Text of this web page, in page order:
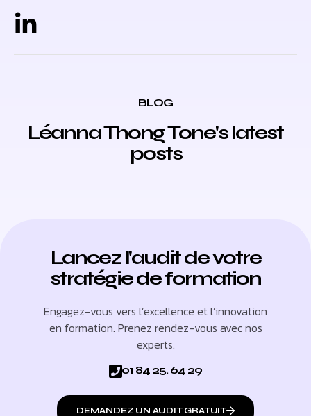
BLOG
Léanna Thong Tone's latest
posts
Lancez l'audit de votre
stratégie de formation
Engagez-vous vers l’excellence et l’innovation
en formation. Prenez rendez-vous avec nos
experts.
01 84 25. 64 29
DEMANDEZ UN AUDIT GRATUIT